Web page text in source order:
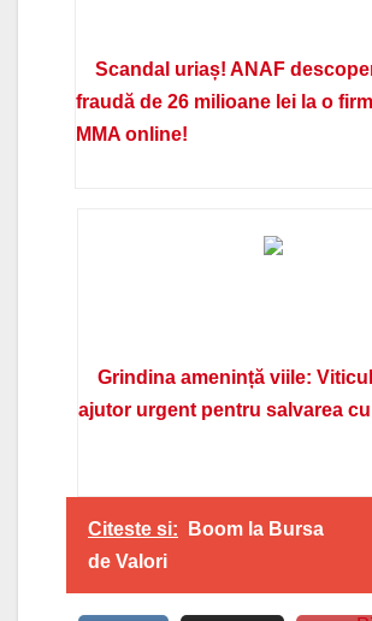
Scandal uriaș! ANAF
fraudă de 26 milioane lei la o
MMA online!
Grindina amenință viile:
ajutor urgent pentru salvarea
Citeste si:
Boom la Bursa
de Valori